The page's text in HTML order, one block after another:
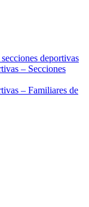
deportivas
– Secciones
– Familiares de